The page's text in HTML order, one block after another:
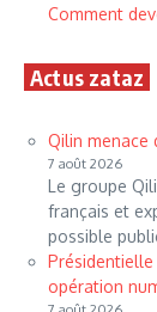
Comment
Actus zataz
Qilin menace
7 août 2026
Le groupe
français et
possible
opération